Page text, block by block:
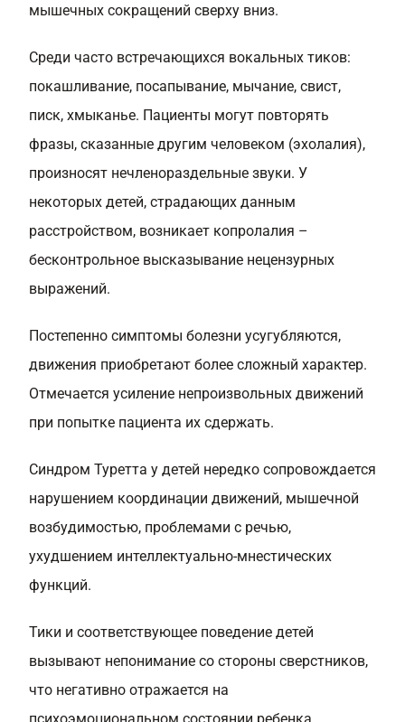
мышечных сокращений сверху вниз.
Среди часто встречающихся вокальных тиков:
покашливание, посапывание, мычание, свист,
писк, хмыканье. Пациенты могут повторять
фразы, сказанные другим человеком (эхолалия),
произносят нечленораздельные звуки. У
некоторых детей, страдающих данным
расстройством, возникает копролалия –
бесконтрольное высказывание нецензурных
выражений.
Постепенно симптомы болезни усугубляются,
движения приобретают более сложный характер.
Отмечается усиление непроизвольных движений
при попытке пациента их сдержать.
Синдром Туретта у детей нередко сопровождается
нарушением координации движений, мышечной
возбудимостью, проблемами с речью,
ухудшением интеллектуально-мнестических
функций.
Тики и соответствующее поведение детей
вызывают непонимание со стороны сверстников,
что негативно отражается на